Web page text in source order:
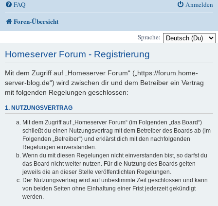
FAQ Anmelden
Foren-Übersicht
Sprache:
Homeserver Forum - Registrierung
Mit dem Zugriff auf „Homeserver Forum“ („https://forum.home-
server-blog.de“) wird zwischen dir und dem Betreiber ein Vertrag
mit folgenden Regelungen geschlossen:
1. NUTZUNGSVERTRAG
Mit dem Zugriff auf „Homeserver Forum“ (im Folgenden „das Board“)
schließt du einen Nutzungsvertrag mit dem Betreiber des Boards ab (im
Folgenden „Betreiber“) und erklärst dich mit den nachfolgenden
Regelungen einverstanden.
Wenn du mit diesen Regelungen nicht einverstanden bist, so darfst du
das Board nicht weiter nutzen. Für die Nutzung des Boards gelten
jeweils die an dieser Stelle veröffentlichten Regelungen.
Der Nutzungsvertrag wird auf unbestimmte Zeit geschlossen und kann
von beiden Seiten ohne Einhaltung einer Frist jederzeit gekündigt
werden.